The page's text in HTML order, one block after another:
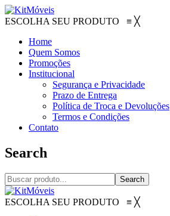
ESCOLHA SEU PRODUTO ≡ ╳
Home
Quem Somos
Promoções
Institucional
Segurança e Privacidade
Prazo de Entrega
Política de Troca e Devoluções
Termos e Condições
Contato
Search
Search
ESCOLHA SEU PRODUTO ≡ ╳